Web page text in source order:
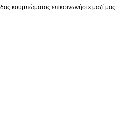
κουμπώματος επικοινωνήστε μαζί μας